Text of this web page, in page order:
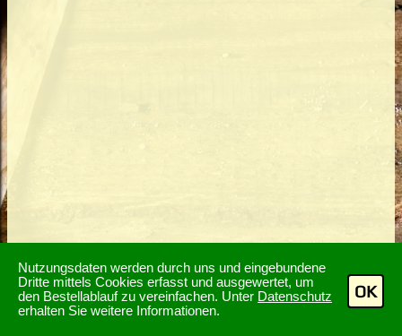
Nutzungsdaten werden durch uns und eingebundene
Dritte mittels Cookies erfasst und ausgewertet, um
den Bestellablauf zu vereinfachen. Unter Datenschutz
erhalten Sie weitere Informationen.
OK